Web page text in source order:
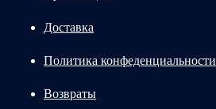
Доставка
Политика конфеденциальности
Возвраты